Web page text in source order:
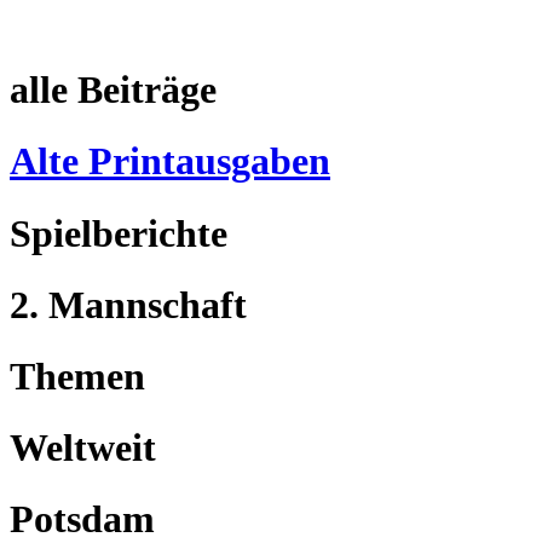
alle Beiträge
Alte Printausgaben
Spielberichte
2. Mannschaft
Themen
Weltweit
Potsdam